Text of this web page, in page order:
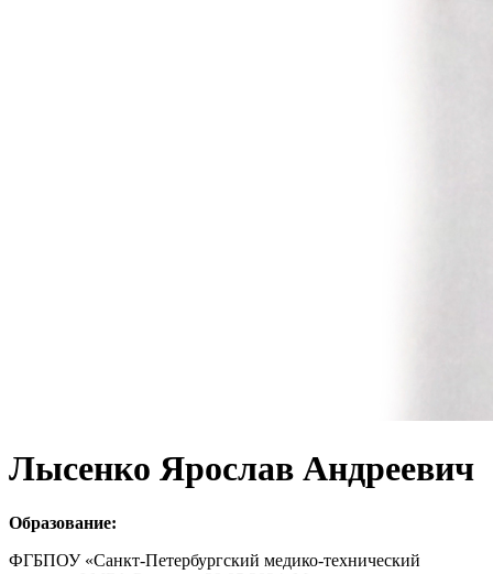
Лысенко Ярослав Андреевич
Образование:
ФГБПОУ «Санкт-Петербургский медико-технический